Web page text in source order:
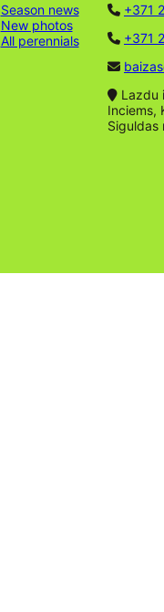
Season news
New photos
All perennials
+371
+371
Lazdu
Inciems,
Siguldas